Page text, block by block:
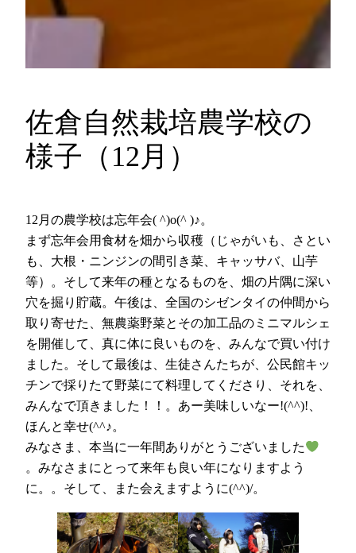
佐倉自然栽培農学校の
様子（12月）
12月の農学校は忘年会( ^)o(^ )♪。
まず忘年会用食材を畑から収穫（じゃがいも、さとい
も、大根・ニンジンの間引き菜、キャッサバ、山芋
等）。そして来年の種となるものを、畑の片隅に深い
穴を掘り貯蔵。午後は、全国のシゼンタイの仲間から
取り寄せた、無農薬野菜とその加工品のミニマルシェ
を開催して、真に体に良いものを、みんなで買い付け
ました。そして最後は、生徒さんたちが、公民館キッ
チンで採りたて野菜にて料理してくださり、それを、
みんなで頂きました！！。あー美味しいなー!(^^)!、
ほんと幸せ(^^♪。
みなさま、本当に一年間ありがとうございました
。みなさまにとって来年も良い年になりますよう
に。。そして、また会えますように(^^)/。